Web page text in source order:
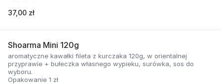
37,00 zł
Shoarma Mini 120g
aromatyczne kawałki fileta z kurczaka 120g, w orientalnej
przyprawie + bułeczka własnego wypieku, surówka, sos do
wyboru.
Opakowanie 1 zł